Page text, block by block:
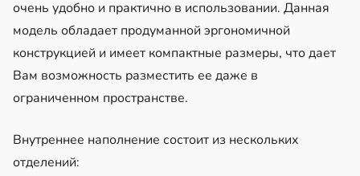
очень удобно и практично в использовании. Данная
модель обладает продуманной эргономичной
конструкцией и имеет компактные размеры, что дает
Вам возможность разместить ее даже в
ограниченном пространстве.
Внутреннее наполнение состоит из нескольких
отделений: